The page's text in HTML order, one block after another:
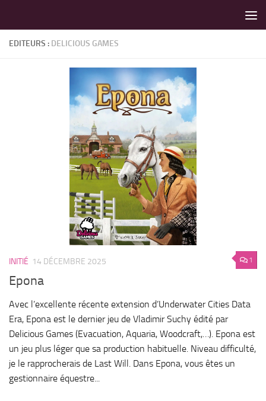
EDITEURS : DELICIOUS GAMES
1
INITIÉ 14 DÉCEMBRE 2025
Epona
Avec l’excellente récente extension d’Underwater Cities Data
Era, Epona est le dernier jeu de Vladimir Suchy édité par
Delicious Games (Evacuation, Aquaria, Woodcraft,…). Epona est
un jeu plus léger que sa production habituelle. Niveau difficulté,
je le rapprocherais de Last Will. Dans Epona, vous êtes un
gestionnaire équestre...